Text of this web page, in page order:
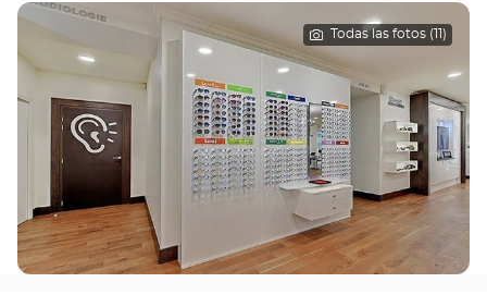
Todas las fotos (11)